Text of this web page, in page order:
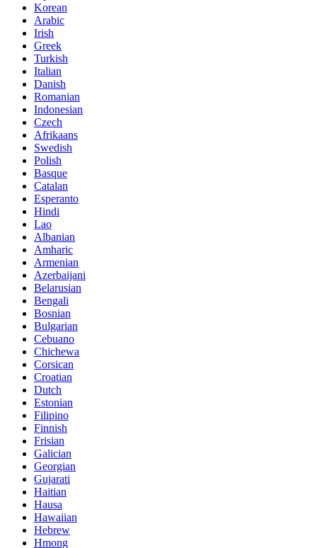
Korean
Arabic
Irish
Greek
Turkish
Italian
Danish
Romanian
Indonesian
Czech
Afrikaans
Swedish
Polish
Basque
Catalan
Esperanto
Hindi
Lao
Albanian
Amharic
Armenian
Azerbaijani
Belarusian
Bengali
Bosnian
Bulgarian
Cebuano
Chichewa
Corsican
Croatian
Dutch
Estonian
Filipino
Finnish
Frisian
Galician
Georgian
Gujarati
Haitian
Hausa
Hawaiian
Hebrew
Hmong